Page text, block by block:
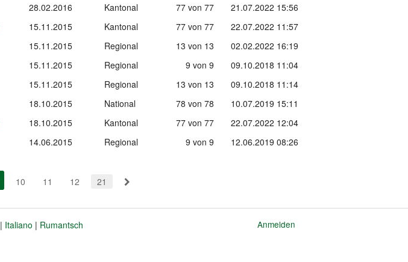
28.02.2016 Kantonal 77 von 77
21.07.2022 15:56
15.11.2015 Kantonal 77 von 77
22.07.2022 11:57
15.11.2015 Regional 13 von 13
02.02.2022 16:19
15.11.2015 Regional 9 von 9
09.10.2018 11:04
15.11.2015 Regional 13 von 13
09.10.2018 11:14
18.10.2015 National 78 von 78
10.07.2019 15:11
18.10.2015 Kantonal 77 von 77
22.07.2022 12:04
14.06.2015 Regional 9 von 9 12.06.2019 08:26
(aktiv)
10 11 12 21
Italiano Rumantsch Anmelden